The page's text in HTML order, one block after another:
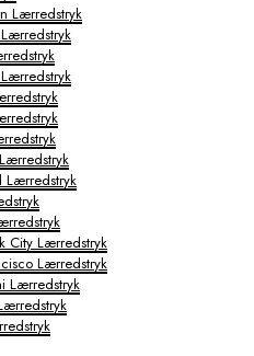
Lærredstryk
Lærredstryk
City Lærredstryk
Lærredstryk
Lærredstryk